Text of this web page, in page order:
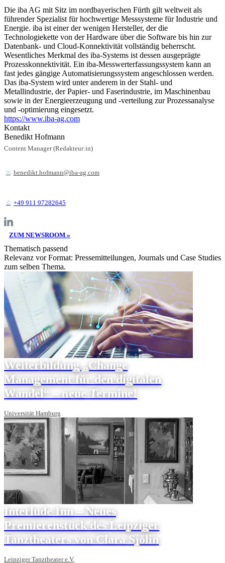
Die iba AG mit Sitz im nordbayerischen Fürth gilt weltweit als
führender Spezialist für hochwertige Messsysteme für Industrie und
Energie. iba ist einer der wenigen Hersteller, der die
Technologiekette von der Hardware über die Software bis hin zur
Datenbank- und Cloud-Konnektivität vollständig beherrscht.
Wesentliches Merkmal des iba-Systems ist dessen ausgeprägte
Prozesskonnektivität. Ein iba-Messwerterfassungssystem kann an
fast jedes gängige Automatisierungssystem angeschlossen werden.
Das iba-System wird unter anderem in der Stahl- und
Metallindustrie, der Papier- und Faserindustrie, im Maschinenbau
sowie in der Energieerzeugung und -verteilung zur Prozessanalyse
und -optimierung eingesetzt.
https://www.iba-ag.com
Kontakt
Benedikt Hofmann
Content Manager (Redakteur:in)
benedikt.hofmann@iba-ag.com
+49 911 97282645
ZUM NEWSROOM »
Thematisch passend
Relevanz vor Format: Pressemitteilungen, Journals und Case Studies
zum selben Thema.
Weiterbildung „Change
Management für den digitalen
Wandel“ – neue Termine!
Universität Hamburg
Interlude Inn – Neues
Premierenstück des Leipziger
Tanztheaters von Clara Sjölin
Leipziger Tanztheater e.V.